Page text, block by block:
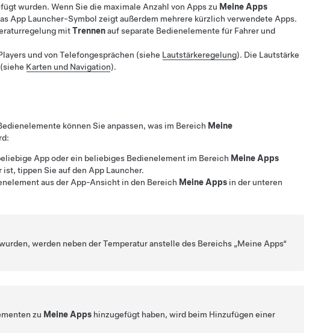
wurden. Wenn Sie die maximale Anzahl von Apps zu Meine Apps
App Launcher-Symbol zeigt außerdem mehrere kürzlich verwendete Apps.
mitTrennenauf separate Bedienelemente für Fahrer und
und von Telefongesprächen (siehe Lautstärkeregelung). Die Lautstärke
Karten und Navigation).
können Sie anpassen, was im Bereich Meine
App oder ein beliebiges Bedienelement im Bereich Meine Apps
tippen Sie auf den App Launcher.
aus der App-Ansicht in den Bereich Meine Apps in der unteren
werden neben der Temperatur anstelle des Bereichs „Meine Apps“
zu Meine Apps hinzugefügt haben, wird beim Hinzufügen einer